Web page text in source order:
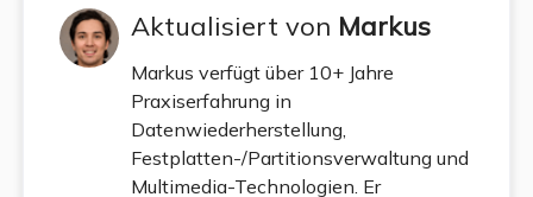
Aktualisiert von Markus
Markus verfügt über 10+ Jahre
Praxiserfahrung in
Datenwiederherstellung,
Festplatten-/Partitionsverwaltung und
Multimedia-Technologien. Er